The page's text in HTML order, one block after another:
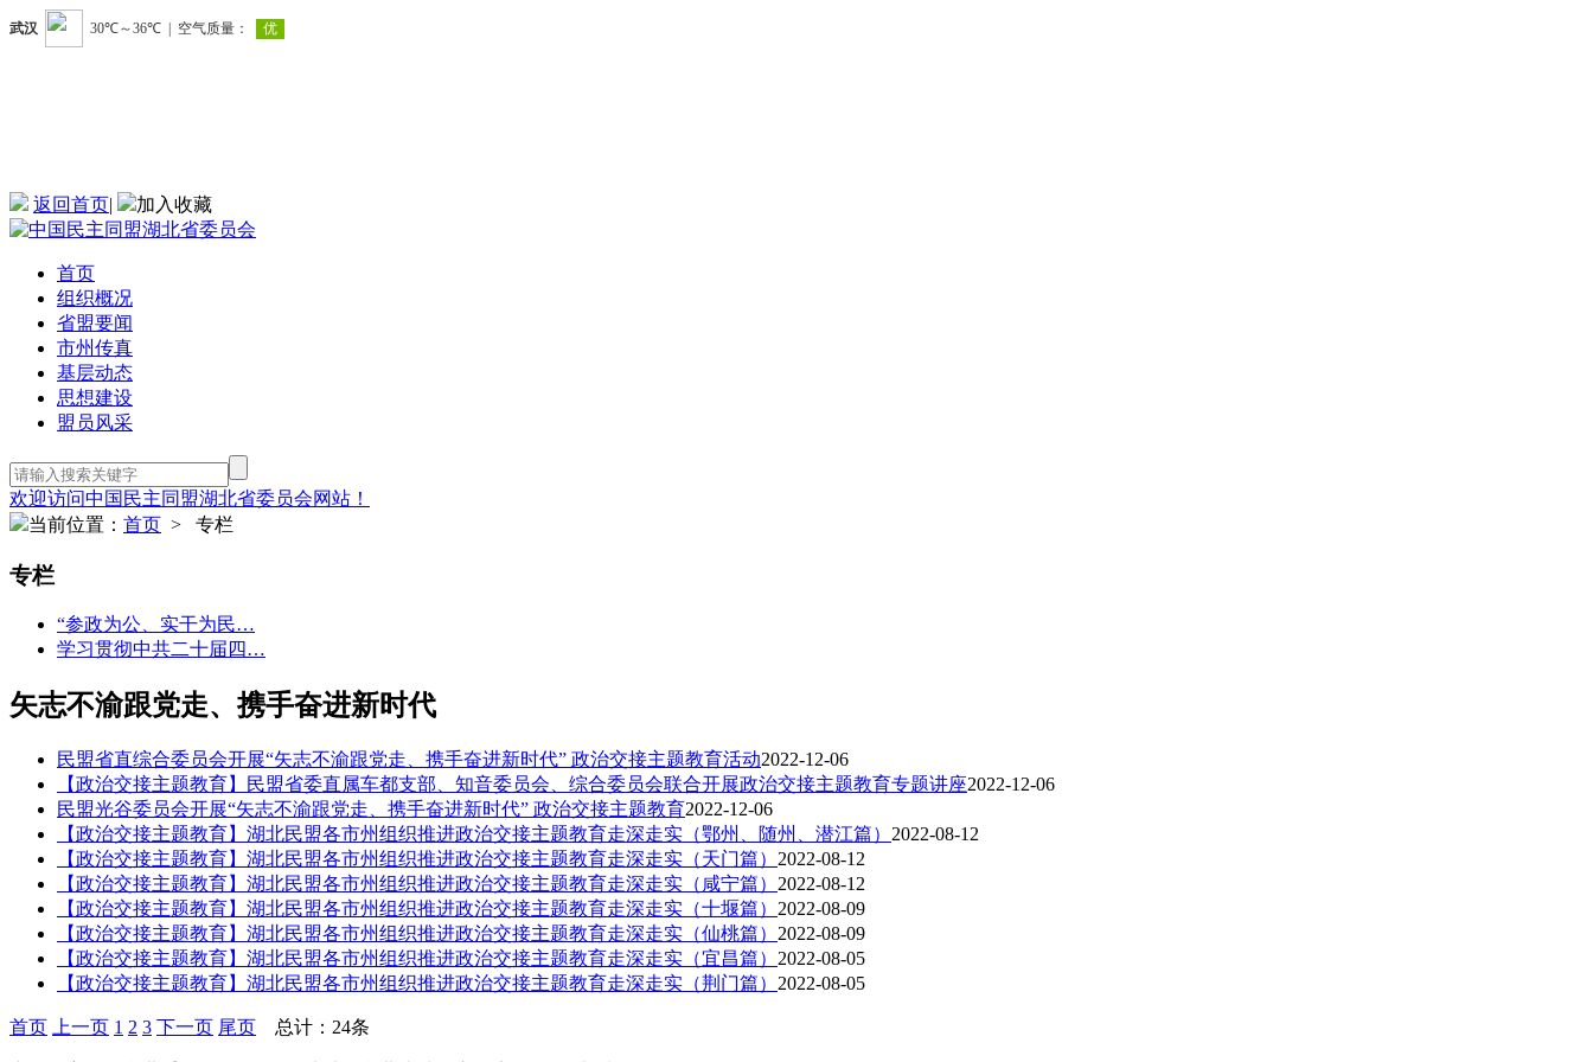
返回首页| 加入收藏
首页
组织概况
省盟要闻
市州传真
基层动态
思想建设
盟员风采
欢迎访问中国民主同盟湖北省委员会网站！
当前位置： 首页 > 专栏
专栏
“参政为公、实干为民…
学习贯彻中共二十届四…
矢志不渝跟党走、携手奋进新时代
民盟省直综合委员会开展“矢志不渝跟党走、携手奋进新时代” 政治交接主题教育活动2022-12-06
【政治交接主题教育】民盟省委直属车都支部、知音委员会、综合委员会联合开展政治交接主题教育专题讲座2022-12-06
民盟光谷委员会开展“矢志不渝跟党走、携手奋进新时代” 政治交接主题教育2022-12-06
【政治交接主题教育】湖北民盟各市州组织推进政治交接主题教育走深走实（鄂州、随州、潜江篇） 2022-08-12
【政治交接主题教育】湖北民盟各市州组织推进政治交接主题教育走深走实（天门篇） 2022-08-12
【政治交接主题教育】湖北民盟各市州组织推进政治交接主题教育走深走实（咸宁篇） 2022-08-12
【政治交接主题教育】湖北民盟各市州组织推进政治交接主题教育走深走实（十堰篇） 2022-08-09
【政治交接主题教育】湖北民盟各市州组织推进政治交接主题教育走深走实（仙桃篇） 2022-08-09
【政治交接主题教育】湖北民盟各市州组织推进政治交接主题教育走深走实（宜昌篇） 2022-08-05
【政治交接主题教育】湖北民盟各市州组织推进政治交接主题教育走深走实（荆门篇） 2022-08-05
首页 上一页 1 2 3 下一页 尾页 总计：24条